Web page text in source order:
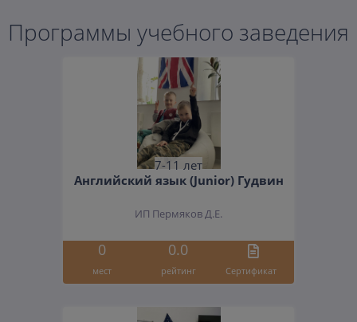
Программы учебного заведения
7-11 лет
Английский язык (Junior) Гудвин
ИП Пермяков Д.Е.
0 0.0
мест рейтинг Cертификат